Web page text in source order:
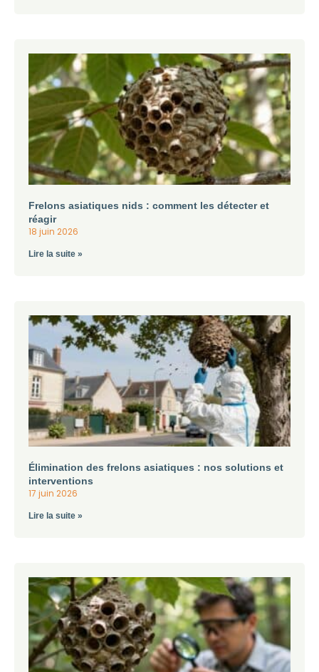
Frelons asiatiques nids : comment les détecter et
réagir
18 juin 2026
Lire la suite »
Élimination des frelons asiatiques : nos solutions et
interventions
17 juin 2026
Lire la suite »